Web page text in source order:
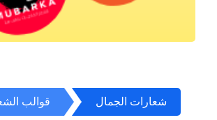
قوالب شعارات الجمال